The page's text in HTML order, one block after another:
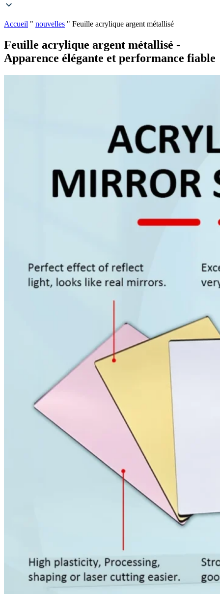
Accueil " nouvelles " Feuille acrylique argent métallisé
Feuille acrylique argent métallisé -
Apparence élégante et performance fiable